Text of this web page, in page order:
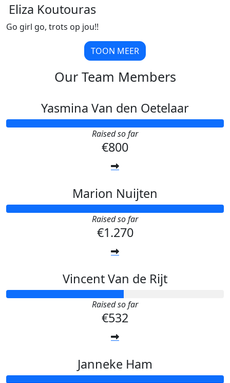
Eliza Koutouras
Go girl go, trots op jou!!
TOON MEER
Our Team Members
Yasmina Van den Oetelaar
Raised so far
€800
Marion Nuijten
Raised so far
€1.270
Vincent Van de Rijt
Raised so far
€532
Janneke Ham